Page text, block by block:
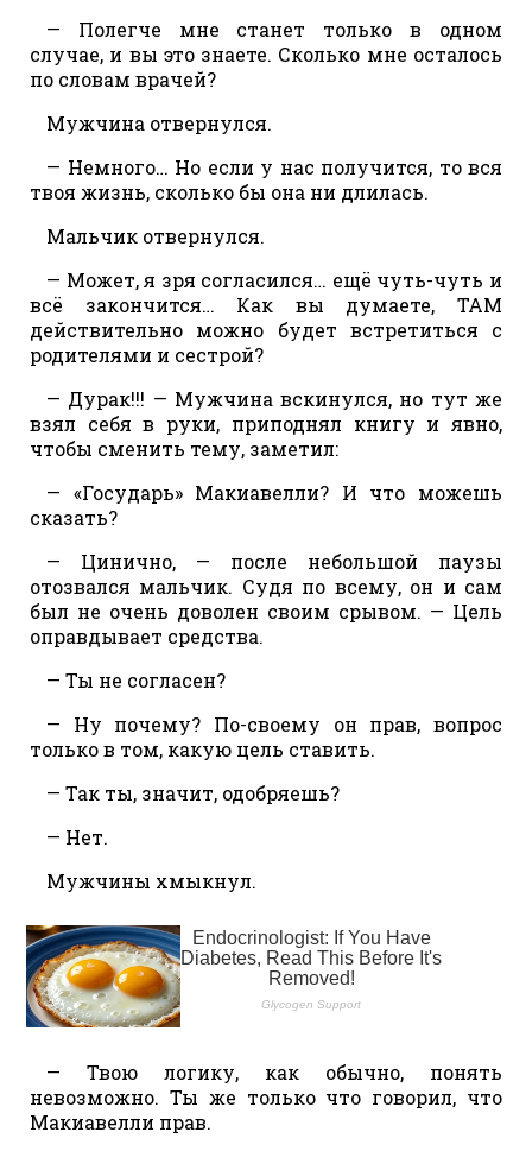
— Полегче мне станет только в одном
случае, и вы это знаете. Сколько мне осталось
по словам врачей?
Мужчина отвернулся.
— Немного… Но если у нас получится, то вся
твоя жизнь, сколько бы она ни длилась.
Мальчик отвернулся.
— Может, я зря согласился… ещё чуть-чуть и
всё закончится… Как вы думаете, ТАМ
действительно можно будет встретиться с
родителями и сестрой?
— Дурак!!! — Мужчина вскинулся, но тут же
взял себя в руки, приподнял книгу и явно,
чтобы сменить тему, заметил:
— «Государь» Макиавелли? И что можешь
сказать?
— Цинично, — после небольшой паузы
отозвался мальчик. Судя по всему, он и сам
был не очень доволен своим срывом. — Цель
оправдывает средства.
— Ты не согласен?
— Ну почему? По-своему он прав, вопрос
только в том, какую цель ставить.
— Так ты, значит, одобряешь?
— Нет.
Мужчины хмыкнул.
— Твою логику, как обычно, понять
невозможно. Ты же только что говорил, что
Макиавелли прав.